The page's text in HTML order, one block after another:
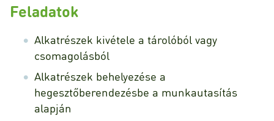
Feladatok
Alkatrészek kivétele a tárolóból vagy
csomagolásból
Alkatrészek behelyezése a
hegesztőberendezésbe a munkautasítás
alapján